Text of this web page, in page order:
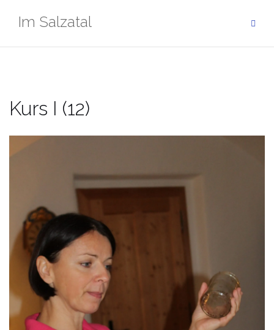
InhaltIm Salzatal
Kurs I (12)